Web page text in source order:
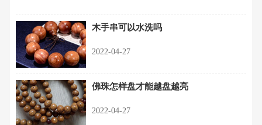
木手串可以水洗吗
2022-04-27
佛珠怎样盘才能越盘越亮
2022-04-27